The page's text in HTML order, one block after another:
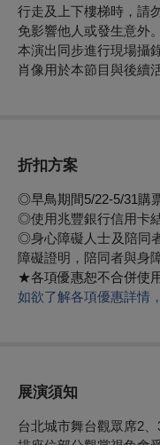
行走及上下樓梯時，請
免影響他人或發生意外。
本演出同步進行現場攝
肖像用於本節目與後續
折扣方案
◎早鳥期間5/22-5/31購
◎使用兆豐銀行信用卡
◎身心障礙人士及陪同
障礙證明，陪同者與身
★各項優惠恕不合併使用
如欲了解各項優惠詳情
展演須知
台北城市舞台觀眾席2